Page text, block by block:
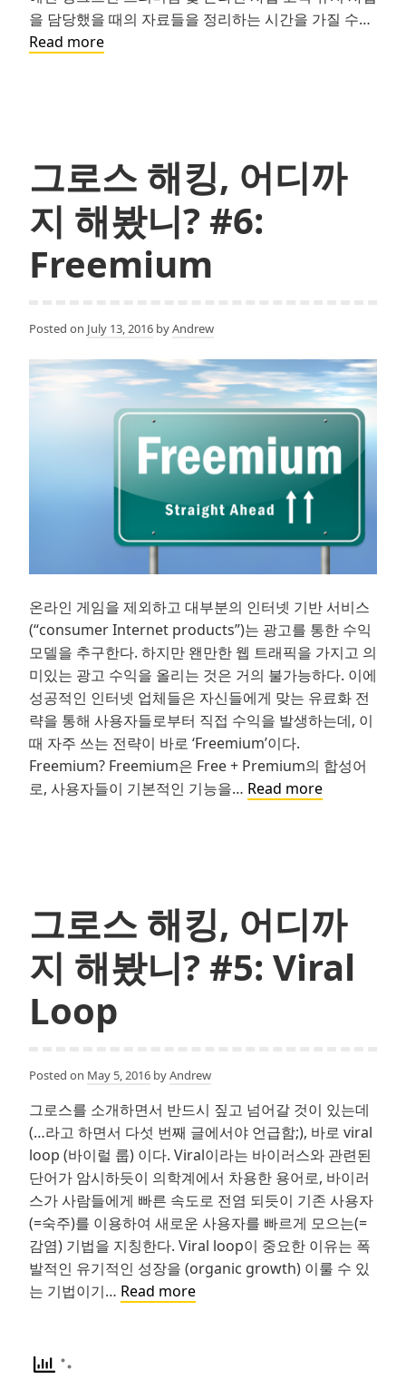
을 담당했을 때의 자료들을 정리하는 시간을 가질 수…
Read more고
(Customer
Retention
Framework)
그로스 해킹, 어디까
지 해봤니? #6:
Freemium
Posted on July 13, 2016 byAndrew
온라인 게임을 제외하고 대부분의 인터넷 기반 서비스
(“consumer Internet products”)는 광고를 통한 수익
모델을 추구한다. 하지만 왠만한 웹 트래픽을 가지고 의
미있는 광고 수익을 올리는 것은 거의 불가능하다. 이에
성공적인 인터넷 업체들은 자신들에게 맞는 유료화 전
략을 통해 사용자들로부터 직접 수익을 발생하는데, 이
때 자주 쓰는 전략이 바로 ‘Freemium’이다.
Freemium? Freemium은 Free + Premium의 합성어
로, 사용자들이 기본적인 기능을… Read more그
디
지
그로스 해킹, 어디까
지 해봤니? #5: Viral
Loop
Posted on May 5, 2016 byAndrew
그로스를 소개하면서 반드시 짚고 넘어갈 것이 있는데
(…라고 하면서 다섯 번째 글에서야 언급함;), 바로 viral
loop (바이럴 룹) 이다. Viral이라는 바이러스와 관련된
단어가 암시하듯이 의학계에서 차용한 용어로, 바이러
스가 사람들에게 빠른 속도로 전염 되듯이 기존 사용자
(=숙주)를 이용하여 새로운 사용자를 빠르게 모으는(=
감염) 기법을 지칭한다. Viral loop이 중요한 이유는 폭
발적인 유기적인 성장을 (organic growth) 이룰 수 있
는 기법이기… Read more그